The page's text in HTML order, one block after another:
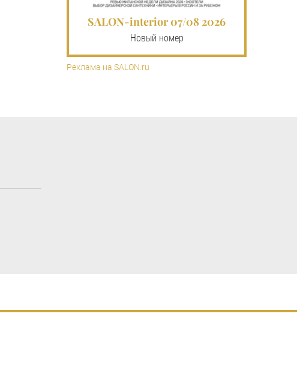
SALON-interior 07/08 2026
Новый номер
Реклама на SALON.ru